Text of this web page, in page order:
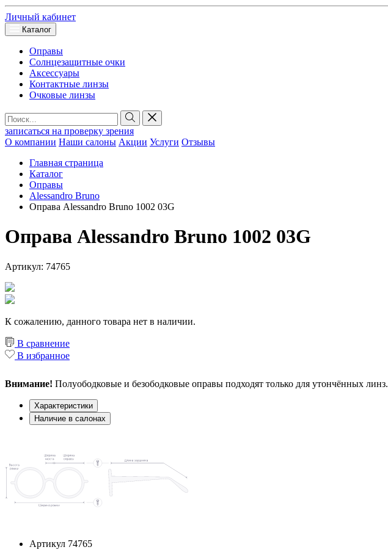
Личный кабинет
Каталог
Оправы
Солнцезащитные очки
Аксессуары
Контактные линзы
Очковые линзы
записаться на проверку зрения
О компании Наши салоны Акции Услуги Отзывы
Главная страница
Каталог
Оправы
Alessandro Bruno
Оправа Alessandro Bruno 1002 03G
Оправа Alessandro Bruno 1002 03G
Артикул: 74765
К сожалению, данного товара нет в наличии.
В сравнение
В избранное
Внимание! Полуободковые и безободковые оправы подходят только для утончённых линз.
Характеристики
Наличие в салонах
Артикул 74765